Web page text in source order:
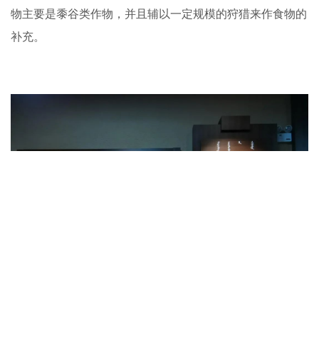
物主要是黍谷类作物，并且辅以一定规模的狩猎来作食物的
补充。